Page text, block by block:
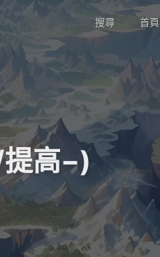
搜尋 首頁
高−)